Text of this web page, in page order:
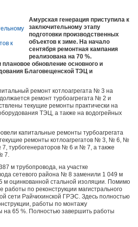
Амурская генерация приступила к
заключительному этапу
подготовки производственных
объектов к зиме. На начало
сентября ремонтная кампания
реализована на 70 %.
обновление основного и
Благовещенской ТЭЦ и
ремонт котлоагрегата № 3 на
ремонт турбоагрегата № 2 и
текущие ремонты практически на
ТЭЦ, а также на водогрейных
капитальные ремонты турбоагрегата
ремонты котлоагрегатов № 3, № 6, №
турбогенераторов № 6 и № 7, а также
7.
м трубопровода, на участке
сетевого района № 8 заменили 1 049 м
м оцинкованной стальной изоляции. Помимо
работы по реконструкции магистрального
сети Райчихинской ГРЭС. Здесь полностью
работы по монтажу
на 65 %. Полностью завершить работы